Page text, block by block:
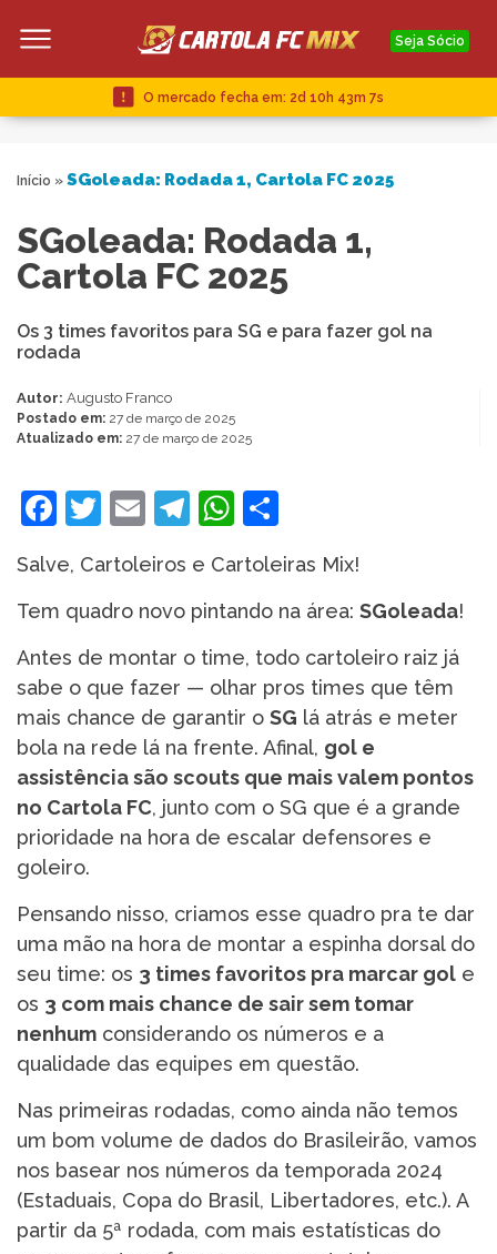
Seja Sócio
O mercado fecha em: 2d 10h 43m 6s
Início » SGoleada: Rodada 1, Cartola FC 2025
SGoleada: Rodada 1,
Cartola FC 2025
Os 3 times favoritos para SG e para fazer gol na
rodada
Autor: Augusto Franco
Postado em: 27 de março de 2025
Atualizado em: 27 de março de 2025
Facebook
Twitter
EmailTelegram
WhatsApp
Salve, Cartoleiros e Cartoleiras Mix!
Tem quadro novo pintando na área: SGoleada!
Antes de montar o time, todo cartoleiro raiz já
sabe o que fazer — olhar pros times que têm
mais chance de garantir o SG lá atrás e meter
bola na rede lá na frente. Afinal, gol e
assistência são scouts que mais valem pontos
no Cartola FC, junto com o SG que é a grande
prioridade na hora de escalar defensores e
goleiro.
Pensando nisso, criamos esse quadro pra te dar
uma mão na hora de montar a espinha dorsal do
seu time: os 3 times favoritos pra marcar gol e
os 3 com mais chance de sair sem tomar
nenhum considerando os números e a
qualidade das equipes em questão.
Nas primeiras rodadas, como ainda não temos
um bom volume de dados do Brasileirão, vamos
nos basear nos números da temporada 2024
(Estaduais, Copa do Brasil, Libertadores, etc.). A
partir da 5ª rodada, com mais estatísticas do